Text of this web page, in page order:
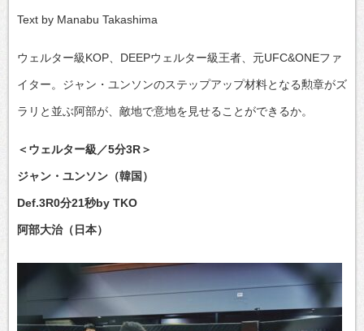
Text by Manabu Takashima
ウェルター級KOP、DEEPウェルター級王者、元UFC&ONEファ
イター。ジャン・ユンソンのステップアップ材料となる勲章がズ
ラリと並ぶ阿部が、敵地で意地を見せることができるか。
＜ウェルター級／5分3R＞
ジャン・ユンソン（韓国）
Def.3R0分21秒by TKO
阿部大治（日本）